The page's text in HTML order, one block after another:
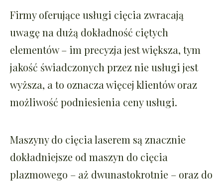
Firmy oferujące usługi cięcia zwracają
uwagę na dużą dokładność ciętych
elementów – im precyzja jest większa, tym
jakość świadczonych przez nie usługi jest
wyższa, a to oznacza więcej klientów oraz
możliwość podniesienia ceny usługi.
Maszyny do cięcia laserem są znacznie
dokładniejsze od maszyn do cięcia
plazmowego – aż dwunastokrotnie – oraz do